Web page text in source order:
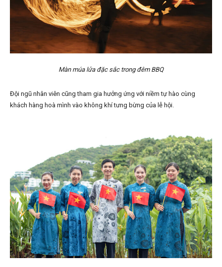
Màn múa lửa đặc sắc trong đêm BBQ
Đội ngũ nhân viên cũng tham gia hưởng ứng với niềm tự hào cùng
khách hàng hoà mình vào không khí tưng bừng của lễ hội.